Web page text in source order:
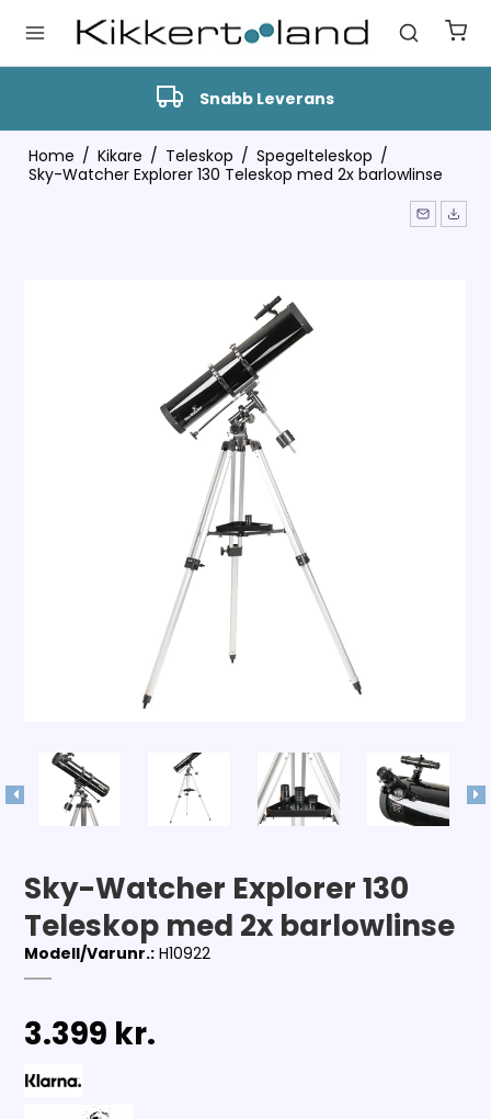
Snabb Leverans
Home / Kikare / Teleskop / Spegelteleskop /
Sky-Watcher Explorer 130 Teleskop med 2x barlowlinse
Sky-Watcher Explorer 130
Teleskop med 2x barlowlinse
Modell/Varunr.: H10922
3.399 kr.